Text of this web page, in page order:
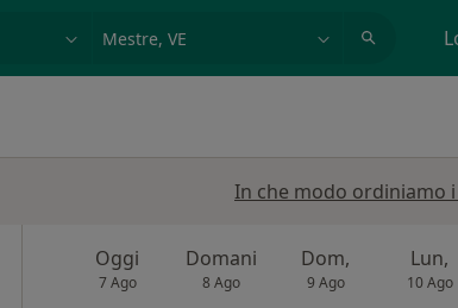
In che modo ordiniamo
Oggi
7 Ago
Domani
8 Ago
Dom,
9 Ago
Lun,
10 Ago